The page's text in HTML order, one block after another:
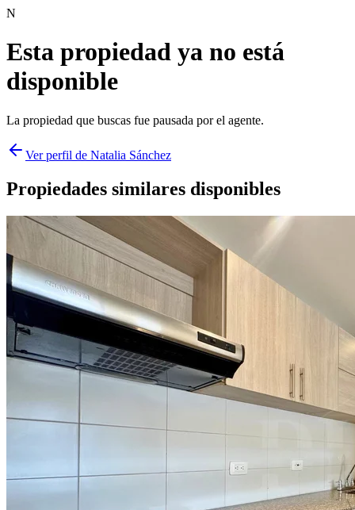
N
Esta propiedad ya no está
disponible
La propiedad que buscas fue pausada por el agente.
Ver perfil de Natalia Sánchez
Propiedades similares disponibles